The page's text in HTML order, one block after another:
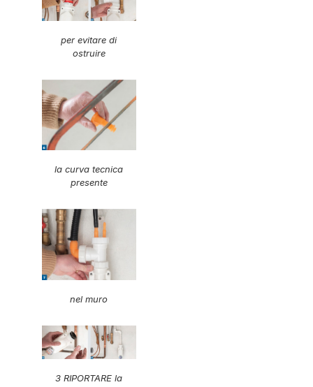
per evitare di
ostruire
la curva tecnica
presente
nel muro
3 RIPORTARE la